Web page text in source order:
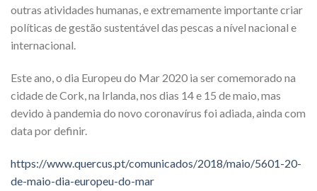
outras atividades humanas, e extremamente importante criar
políticas de gestão sustentável das pescas a nível nacional e
internacional.
Este ano, o dia Europeu do Mar 2020 ia ser comemorado na
cidade de Cork, na Irlanda, nos dias 14 e 15 de maio, mas
devido à pandemia do novo coronavírus foi adiada, ainda com
data por definir.
https://www.quercus.pt/comunicados/2018/maio/5601-20-
de-maio-dia-europeu-do-mar